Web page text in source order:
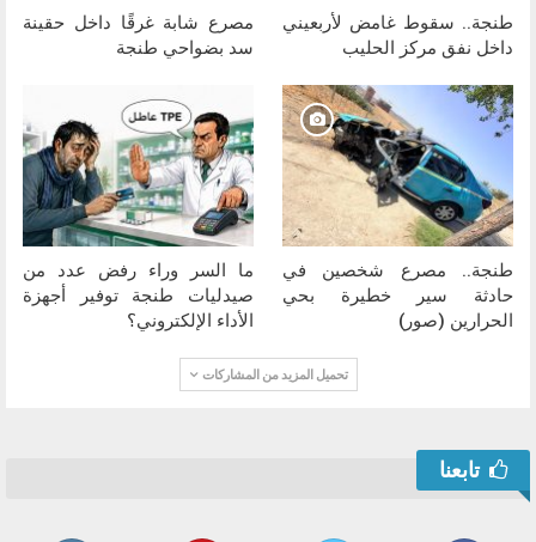
طنجة.. سقوط غامض لأربعيني
داخل نفق مركز الحليب
مصرع شابة غرقًا داخل حقينة
سد بضواحي طنجة
طنجة.. مصرع شخصين في
حادثة سير خطيرة بحي
الحرارين (صور)
ما السر وراء رفض عدد من
صيدليات طنجة توفير أجهزة
الأداء الإلكتروني؟
تحميل المزيد من المشاركات
تابعنا